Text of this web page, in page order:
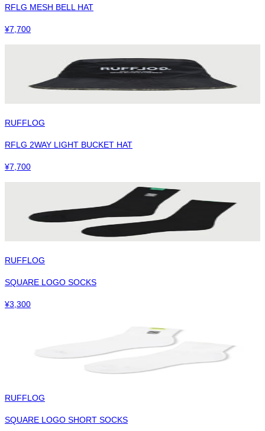
RFLG MESH BELL HAT
¥7,700
RUFFLOG
RFLG 2WAY LIGHT BUCKET HAT
¥7,700
RUFFLOG
SQUARE LOGO SOCKS
¥3,300
RUFFLOG
SQUARE LOGO SHORT SOCKS